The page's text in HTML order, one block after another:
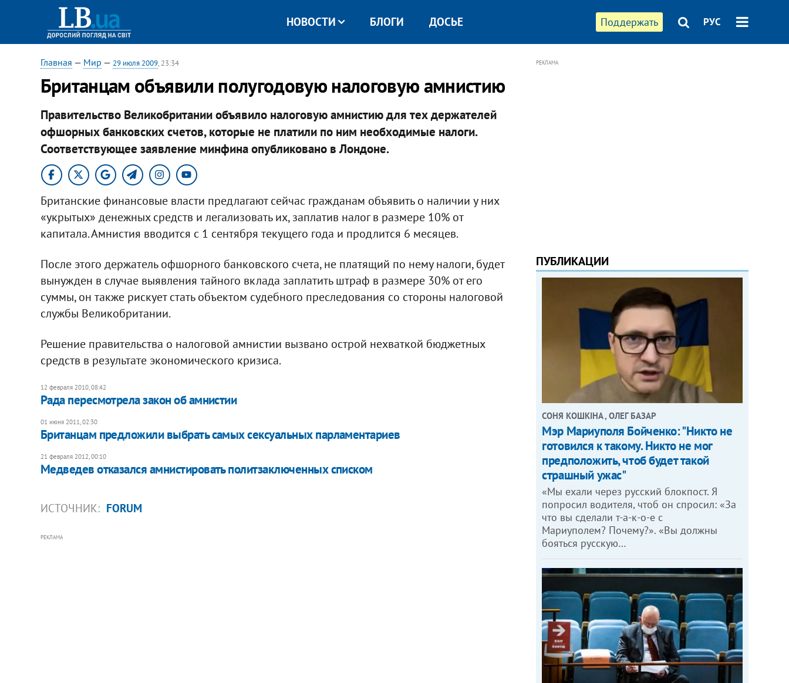
Поддержать РУС
НОВОСТИ БЛОГИ ДОСЬЕ
Главная — Мир — 29 июля 2009, 23:34
Британцам объявили полугодовую налоговую амнистию
Правительство Великобритании объявило налоговую амнистию для тех держателей
офшорных банковских счетов, которые не платили по ним необходимые налоги.
Соответствующее заявление минфина опубликовано в Лондоне.
Британские финансовые власти предлагают сейчас гражданам объявить о наличии у них
«укрытых» денежных средств и легализовать их, заплатив налог в размере 10% от
капитала. Амнистия вводится с 1 сентября текущего года и продлится 6 месяцев.
После этого держатель офшорного банковского счета, не платящий по нему налоги, будет
вынужден в случае выявления тайного вклада заплатить штраф в размере 30% от его
суммы, он также рискует стать объектом судебного преследования со стороны налоговой
службы Великобритании.
Решение правительства о налоговой амнистии вызвано острой нехваткой бюджетных
средств в результате экономического кризиса.
12 февраля 2010, 08:42
Рада пересмотрела закон об амнистии
01 июня 2011, 02:30
Британцам предложили выбрать самых сексуальных парламентариев
21 февраля 2012, 00:10
Медведев отказался амнистировать политзаключенных списком
ИСТОЧНИК: FORUM
РЕКЛАМА
РЕКЛАМА
ПУБЛИКАЦИИ
СОНЯ КОШКІНА , ОЛЕГ БАЗАР
Мэр Мариуполя Бойченко: "Никто не
готовился к такому. Никто не мог
предположить, чтоб будет такой
страшный ужас"
«Мы ехали через русский блокпост. Я
попросил водителя, чтоб он спросил: «За
что вы сделали т-а-к-о-е с
Мариуполем? Почему?». «Вы должны
бояться русскую…